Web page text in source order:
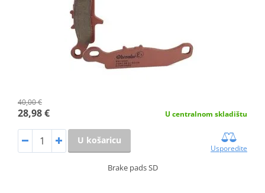
40,00 €
28,98 € U centralnom skladištu
U košaricu
Usporedite
Brake pads SD